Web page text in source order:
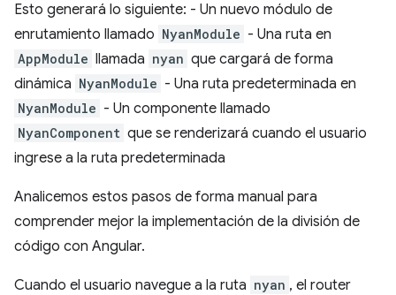
Esto generará lo siguiente: - Un nuevo módulo de
enrutamiento llamado NyanModule - Una ruta en
AppModule llamada nyan que cargará de forma
dinámica NyanModule - Una ruta predeterminada en
NyanModule - Un componente llamado
NyanComponent que se renderizará cuando el usuario
ingrese a la ruta predeterminada
Analicemos estos pasos de forma manual para
comprender mejor la implementación de la división de
código con Angular.
Cuando el usuario navegue a la ruta nyan , el router